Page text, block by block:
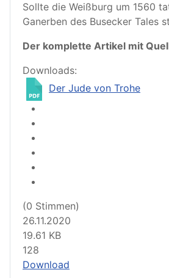
Sollte die Weißburg um 1560
Ganerben des Busecker Tales
Der komplette Artikel mit
Downloads:
Der Jude von Trohe
(0 Stimmen)
26.11.2020
19.61 KB
128
Download